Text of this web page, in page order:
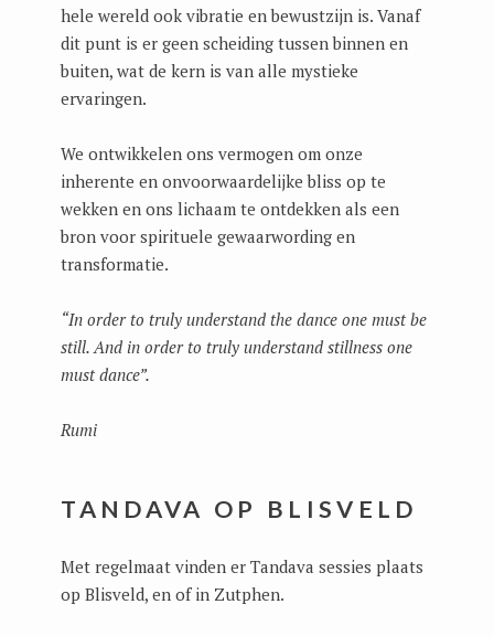
hele wereld ook vibratie en bewustzijn is. Vanaf
dit punt is er geen scheiding tussen binnen en
buiten, wat de kern is van alle mystieke
ervaringen.
We ontwikkelen ons vermogen om onze
inherente en onvoorwaardelijke bliss op te
wekken en ons lichaam te ontdekken als een
bron voor spirituele gewaarwording en
transformatie.
“In order to truly understand the dance one must be
still. And in order to truly understand stillness one
must dance”.
Rumi
TANDAVA OP BLISVELD
Met regelmaat vinden er Tandava sessies plaats
op Blisveld, en of in Zutphen.